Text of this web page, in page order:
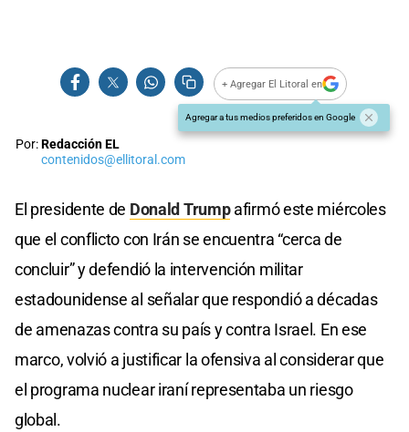
+ Agregar El Litoral en
Agregar a tus medios preferidos en Google
Por:Redacción EL
contenidos@ellitoral.com
El presidente de Donald Trumpafirmó este miércoles
que el conflicto con Irán se encuentra “cerca de
concluir” y defendió la intervención militar
estadounidense al señalar que respondió a décadas
de amenazas contra su país y contra Israel. En ese
marco, volvió a justificar la ofensiva al considerar que
el programa nuclear iraní representaba un riesgo
global.